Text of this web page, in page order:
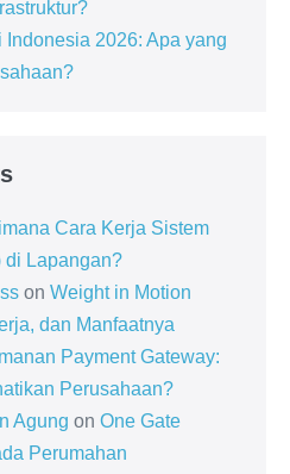
2026: Apa yang
Cara Kerja Sistem
di Lapangan?
on Weight in Motion
dan Manfaatnya
Payment Gateway:
Perusahaan?
Agung on One Gate
Perumahan